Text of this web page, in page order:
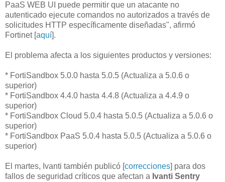
PaaS WEB UI puede permitir que un atacante no
autenticado ejecute comandos no autorizados a través de
solicitudes HTTP específicamente diseñadas", afirmó
Fortinet [aquí].
El problema afecta a los siguientes productos y versiones:
* FortiSandbox 5.0.0 hasta 5.0.5 (Actualiza a 5.0.6 o
superior)
* FortiSandbox 4.4.0 hasta 4.4.8 (Actualiza a 4.4.9 o
superior)
* FortiSandbox Cloud 5.0.4 hasta 5.0.5 (Actualiza a 5.0.6 o
superior)
* FortiSandbox PaaS 5.0.4 hasta 5.0.5 (Actualiza a 5.0.6 o
superior)
El martes, Ivanti también publicó [correcciones] para dos
fallos de seguridad críticos que afectan a Ivanti Sentry